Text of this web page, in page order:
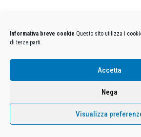
Informativa breve cookie Questo sito utilizza i
di terze parti.
Accetta
Nega
Visualizza